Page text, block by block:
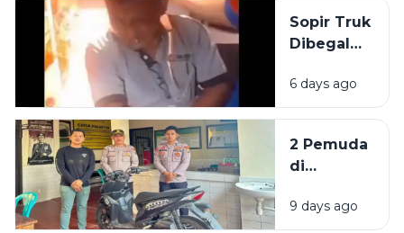
Sopir Truk
Dibegal
di Akses
Suramadu,
Bocor
Dibacok
6 days ago
2 Pemuda
di
Dibekuk
9 days ago